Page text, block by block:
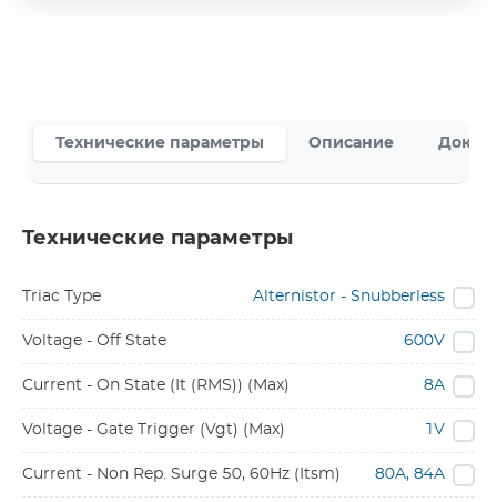
Технические параметры Описание
Технические параметры
Triac Type Alternistor - Snubberless
Voltage - Off State 600V
Current - On State (It (RMS)) (Max) 8A
Voltage - Gate Trigger (Vgt) (Max) 1V
Current - Non Rep. Surge 50, 60Hz (Itsm) 80A, 84A